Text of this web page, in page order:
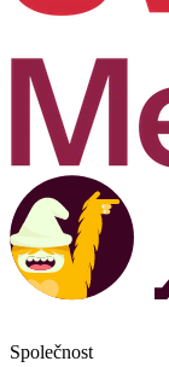
Společnost